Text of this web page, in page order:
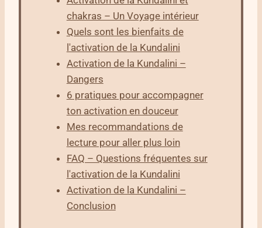
chakras – Un Voyage intérieur
Quels sont les bienfaits de
l'activation de la Kundalini
Activation de la Kundalini –
Dangers
6 pratiques pour accompagner
ton activation en douceur
Mes recommandations de
lecture pour aller plus loin
FAQ – Questions fréquentes sur
l'activation de la Kundalini
Activation de la Kundalini –
Conclusion